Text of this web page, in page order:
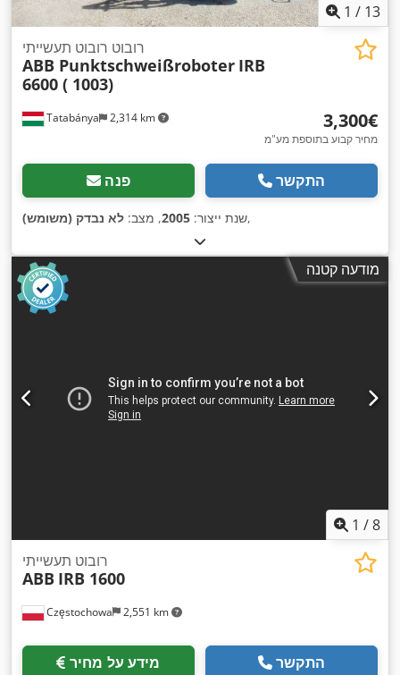
1 / 13
Tatabánya 2,314 km
רובוט רובוט תעשייתי
ABB Punktschweißroboter IRB
6600 ( 1003)
‏3,300 ‏€
מחיר קבוע בתוספת מע"מ
פנה התקשר
שנת ייצור: 2005, מצב: לא נבדק (משומש) ,
מודעה קטנה
1 /8
Częstochowa 2,551 km
רובוט תעשייתי
ABB IRB 1600
מידע על מחיר התקשר